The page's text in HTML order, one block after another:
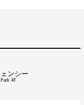
ンシー
4F